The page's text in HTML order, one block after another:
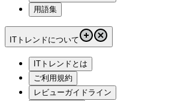
用語集
ITトレンドについて
ITトレンドとは
ご利用規約
レビューガイドライン